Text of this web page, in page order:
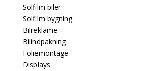
Solfilm biler
Solfilm bygning
Bilreklame
Bilindpakning
Foliemontage
Displays